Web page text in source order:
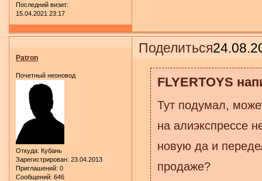
Последний визит:
15.04.2021 23:17
Поделиться
Patron
Почетный неоновод
Откуда: Кубань
Зарегистрирован: 23.04.2013
Приглашений: 0
Сообщений: 646
FLYERTOYS
Тут подумал,
на алиэкспрессе
новую да и
продаже?